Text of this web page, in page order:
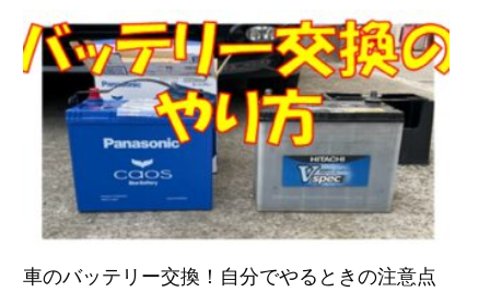
車のバッテリー交換！自分でやるときの注意点